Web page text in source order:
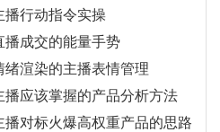
播行动指令实操
播成交的能量手势
绪渲染的主播表情管理
播应该掌握的产品分析方法
播对标火爆高权重产品的思路